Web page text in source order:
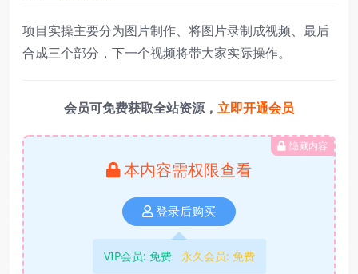
项目实操主要分为图片制作、将图片录制成视频、最后
合成三个部分，下一个视频将带大家实际操作。
会员可免费获取全站资源， 立即开通会员
隐藏内容
本内容需权限查看
登录后购买
VIP会员: 免费 永久会员: 免费